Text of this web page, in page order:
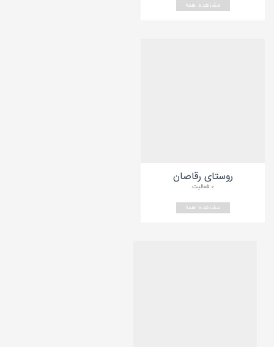
مشاهده همه
روستای رقاصان
۰ فعالیت
مشاهده همه